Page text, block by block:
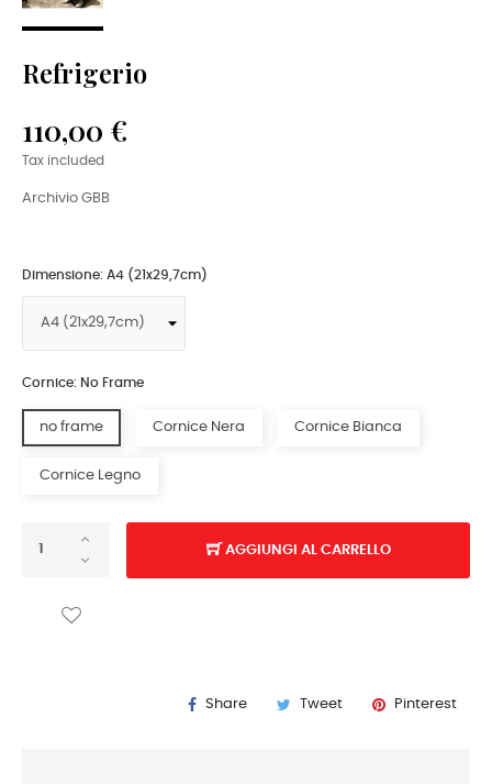
Refrigerio
110,00 €
Tax included
Archivio GBB
Dimensione: A4 (21x29,7cm)
Cornice: No Frame
no frame Cornice Nera Cornice Bianca
Cornice Legno
AGGIUNGI AL CARRELLO
Share Tweet Pinterest